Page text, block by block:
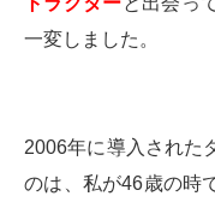
一変しました。
2006年に導入された
のは、私が46歳の時